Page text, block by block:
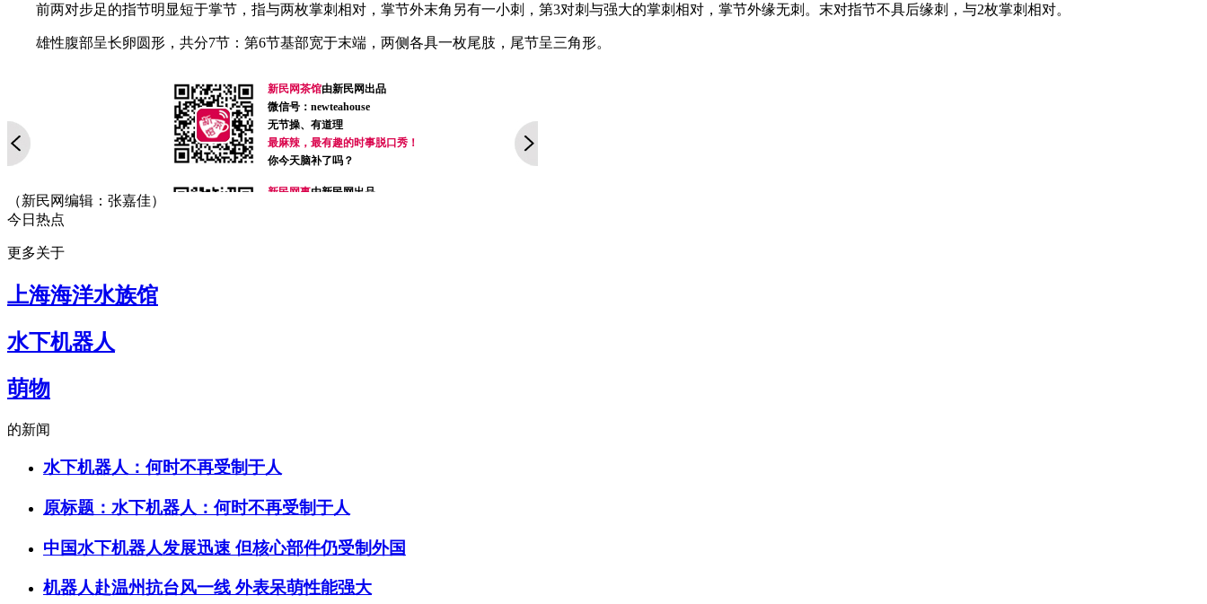
前两对步足的指节明显短于掌节，指与两枚掌刺相对，掌节外末角另有一小刺，第3对刺与强大的掌刺相对，掌节外缘无刺。末对指节不具后缘刺，与2枚掌刺相对。
雄性腹部呈长卵圆形，共分7节：第6节基部宽于末端，两侧各具一枚尾肢，尾节呈三角形。
新民网茶馆由新民网出品
微信号：newteahouse
无节操、有道理
最麻辣，最有趣的时事脱口秀！
你今天脑补了吗？
新民网事由新民网出品
（新民网编辑：张嘉佳）
今日热点
更多关于
上海海洋水族馆
水下机器人
萌物
的新闻
水下机器人：何时不再受制于人
原标题：水下机器人：何时不再受制于人
中国水下机器人发展迅速 但核心部件仍受制外国
机器人赴温州抗台风一线 外表呆萌性能强大